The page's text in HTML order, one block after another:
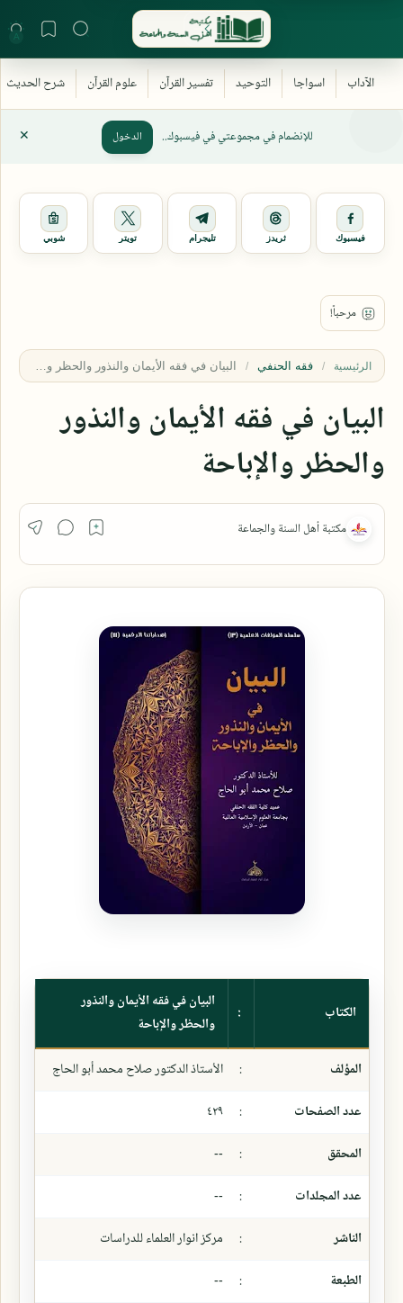
للإنضمام في مجموعتي في فيسبوك.. الدخول
فيسبوك ثريدز تليجرام تويتر شوبي
الرئيسية فقه الحنفي
البيان في فقه الأيمان والنذور
والحظر والإباحة
الكتاب :
البيان في فقه الأيمان والنذور
والحظر والإباحة
المؤلف
:
الأستاذ الدكتور صلاح محمد أبو الحاج
عدد الصفحات
:
٤٢٩
المحقق
:
--
عدد المجلدات
:
--
الناشر
:
مركز انوار العلماء للدراسات
الطبعة
:
--